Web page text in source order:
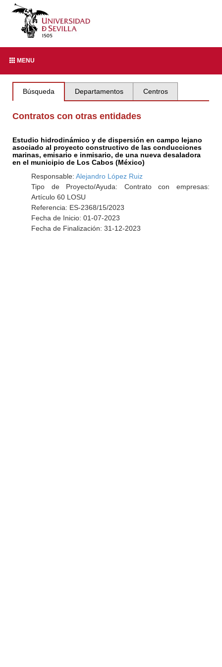
MENU
Búsqueda Departamentos Centros
Contratos con otras entidades
Estudio hidrodinámico y de dispersión en campo lejano
asociado al proyecto constructivo de las conducciones
marinas, emisario e inmisario, de una nueva desaladora
en el municipio de Los Cabos (México)
Responsable: Alejandro López Ruiz
Tipo de Proyecto/Ayuda: Contrato con empresas:
Artículo 60 LOSU
Referencia: ES-2368/15/2023
Fecha de Inicio: 01-07-2023
Fecha de Finalización: 31-12-2023